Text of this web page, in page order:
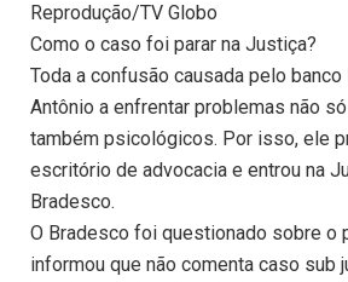
Reprodução/TV Globo
Como o caso foi parar na Justiça?
Toda a confusão causada pelo
Antônio a enfrentar problemas não
também psicológicos. Por isso, ele
escritório de advocacia e entrou na
Bradesco.
O Bradesco foi questionado sobre o
informou que não comenta caso sub